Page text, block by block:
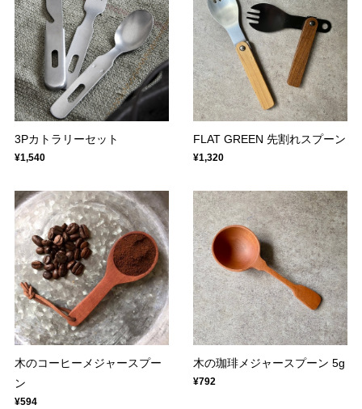
3Pカトラリーセット
¥1,540
FLAT GREEN 先割れスプーン
¥1,320
木のコーヒーメジャースプー
ン
¥594
木の珈琲メジャースプーン 5g
¥792